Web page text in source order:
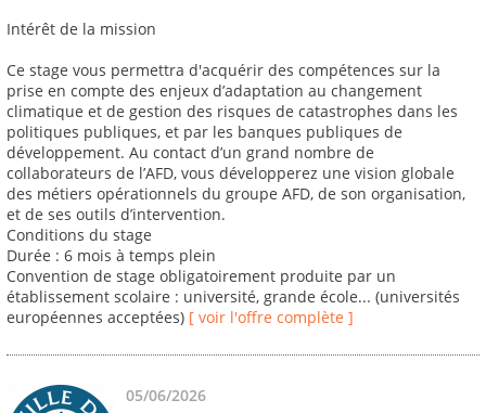
Intérêt de la mission
Ce stage vous permettra d'acquérir des compétences sur la
prise en compte des enjeux d’adaptation au changement
climatique et de gestion des risques de catastrophes dans les
politiques publiques, et par les banques publiques de
développement. Au contact d’un grand nombre de
collaborateurs de l’AFD, vous développerez une vision globale
des métiers opérationnels du groupe AFD, de son organisation,
et de ses outils d’intervention.
Conditions du stage
Durée : 6 mois à temps plein
Convention de stage obligatoirement produite par un
établissement scolaire : université, grande école... (universités
européennes acceptées) [ voir l'offre complète ]
05/06/2026